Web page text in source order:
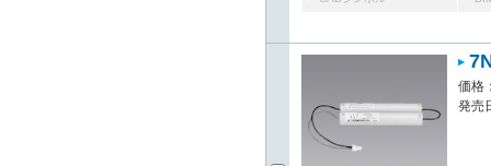
価格
発売